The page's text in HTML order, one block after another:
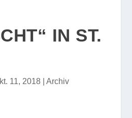
IN ST.
11, 2018| Archiv